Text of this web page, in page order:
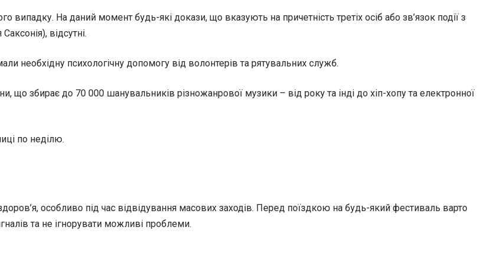
випадку. На даний момент будь-які докази, що вказують на причетність третіх осіб або зв’язок події з
відсутні.
необхідну психологічну допомогу від волонтерів та рятувальних служб.
що збирає до 70 000 шанувальників різножанрової музики – від року та інді до хіп-хопу та електронної
по неділю.
особливо під час відвідування масових заходів. Перед поїздкою на будь-який фестиваль варто
та не ігнорувати можливі проблеми.